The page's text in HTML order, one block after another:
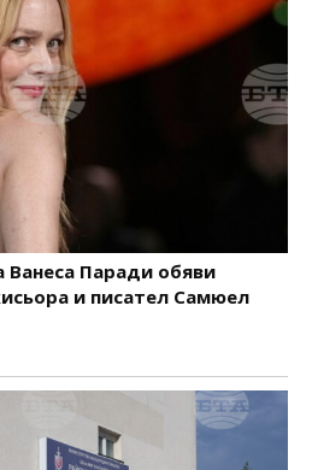
Ванеса Паради обяви
и писател Самюел